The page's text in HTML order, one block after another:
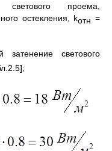
проема,
остекления, kотн =
светового